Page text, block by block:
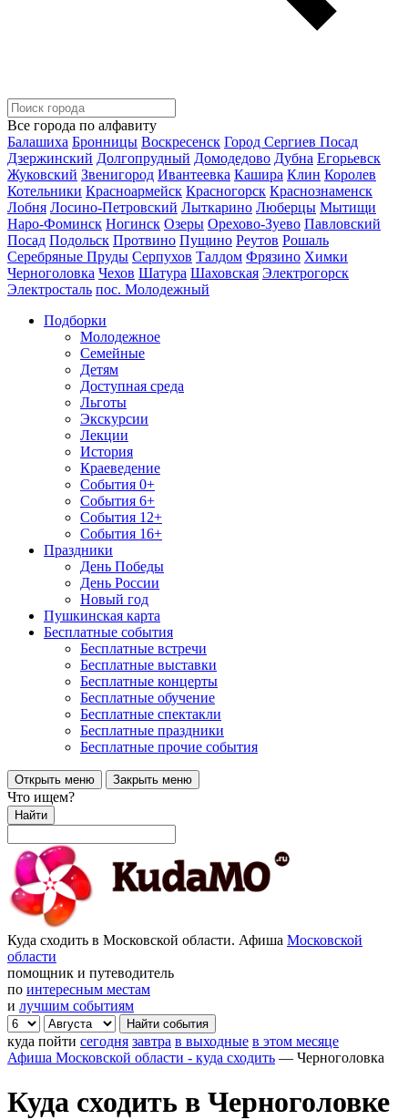
Все города по алфавиту
Балашиха Бронницы Воскресенск Город Сергиев Посад
Дзержинский Долгопрудный Домодедово Дубна Егорьевск
Жуковский Звенигород Ивантеевка Кашира Клин Королев
Котельники Красноармейск Красногорск Краснознаменск
Лобня Лосино-Петровский Лыткарино Люберцы Мытищи
Наро-Фоминск Ногинск Озеры Орехово-Зуево Павловский
Посад Подольск Протвино Пущино Реутов Рошаль
Серебряные Пруды Серпухов Талдом Фрязино Химки
Черноголовка Чехов Шатура Шаховская Электрогорск
Электросталь пос. Молодежный
Подборки
Молодежное
Семейные
Детям
Доступная среда
Льготы
Экскурсии
Лекции
История
Краеведение
События 0+
События 6+
События 12+
События 16+
Праздники
День Победы
День России
Новый год
Пушкинская карта
Бесплатные события
Бесплатные встречи
Бесплатные выставки
Бесплатные концерты
Бесплатные обучение
Бесплатные спектакли
Бесплатные праздники
Бесплатные прочие события
Открыть меню Закрыть меню
Что ищем?
Найти
Куда сходить в Московской области. Афиша Московской
области
помощник и путеводитель
по интересным местам
и лучшим событиям
куда пойти сегодня завтра в выходные в этом месяце
Афиша Московской области - куда сходить — Черноголовка
Куда сходить в Черноголовке